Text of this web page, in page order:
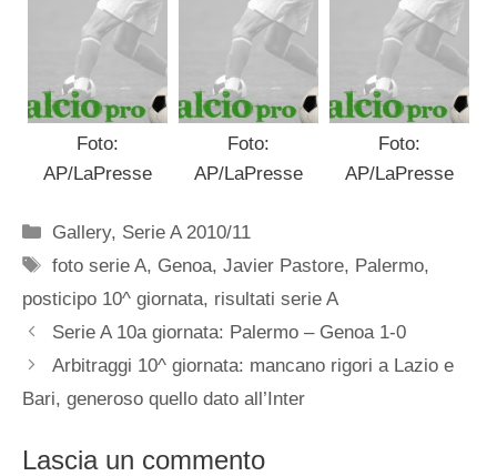
Foto:
AP/LaPresse
Foto:
AP/LaPresse
Foto:
AP/LaPresse
Categorie
Gallery, Serie A 2010/11
Tag
foto serie A, Genoa,Javier Pastore, Palermo,
posticipo 10^ giornata, risultati serie A
Serie A 10a giornata: Palermo – Genoa 1-0
Arbitraggi 10^ giornata: mancano rigori a Lazio e
Bari, generoso quello dato all’Inter
Lascia un commento